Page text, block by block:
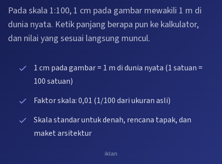
Pada skala 1:100, 1 cm pada gambar mewakili 1 m di
dunia nyata. Ketik panjang berapa pun ke kalkulator,
dan nilai yang sesuai langsung muncul.
1 cm pada gambar = 1 m di dunia nyata (1 satuan =
100 satuan)
Faktor skala: 0,01 (1/100 dari ukuran asli)
Skala standar untuk denah, rencana tapak, dan
maket arsitektur
iklan